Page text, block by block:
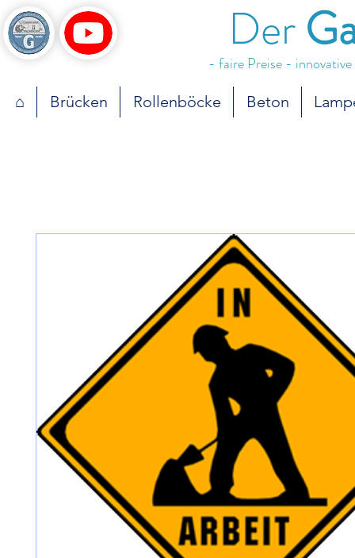
Der
- faire Preise -
⌂ Brücken Rollenböcke Beton